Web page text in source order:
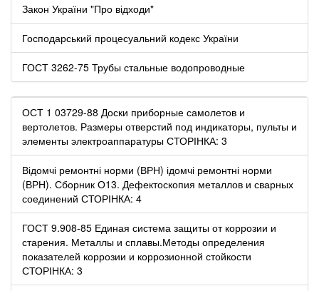
Закон України "Про відходи"
Господарський процесуальний кодекс України
ГОСТ 3262-75 Трубы стальные водопроводные
ОСТ 1 03729-88 Доски приборные самолетов и
вертолетов. Размеры отверстий под индикаторы, пульты и
элементы электроаппаратуры СТОРІНКА: 3
Відомчі ремонтні норми (ВРН) ідомчі ремонтні норми
(ВРН). Сборник О13. Дефектоскопия металлов и сварных
соединений СТОРІНКА: 4
ГОСТ 9.908-85 Единая система защиты от коррозии и
старения. Металлы и сплавы.Методы определения
показателей коррозии и коррозионной стойкости
СТОРІНКА: 3